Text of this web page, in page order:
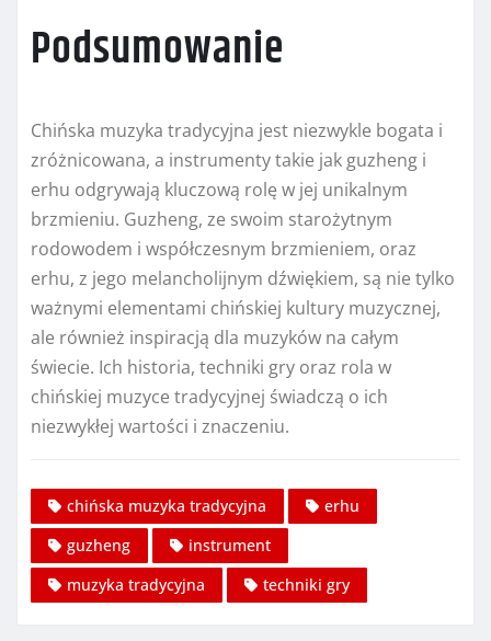
Podsumowanie
Chińska muzyka tradycyjna jest niezwykle bogata i
zróżnicowana, a instrumenty takie jak guzheng i
erhu odgrywają kluczową rolę w jej unikalnym
brzmieniu. Guzheng, ze swoim starożytnym
rodowodem i współczesnym brzmieniem, oraz
erhu, z jego melancholijnym dźwiękiem, są nie tylko
ważnymi elementami chińskiej kultury muzycznej,
ale również inspiracją dla muzyków na całym
świecie. Ich historia, techniki gry oraz rola w
chińskiej muzyce tradycyjnej świadczą o ich
niezwykłej wartości i znaczeniu.
chińska muzyka tradycyjna
erhu
guzheng
instrument
muzyka tradycyjna
techniki gry